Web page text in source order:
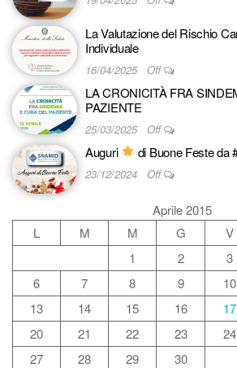
La Valutazione del Rischio
Individuale
16/04/2025 Off
LA CRONICITÀ FRA
PAZIENTE
25/03/2025 Off
Auguri di Buone Feste da
23/12/2024 Off
Aprile 2015
L
M M G V
1
2 3
6
7 8 9 10
13
14 15 16 17
20
21 22 23 24
27
28 29
30